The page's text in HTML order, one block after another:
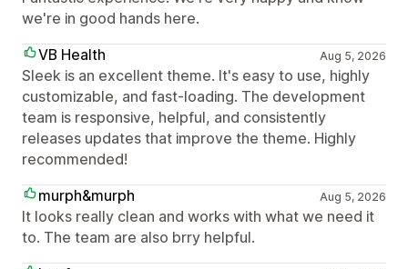
we're in good hands here.
VB Health
Aug 5, 2026
Sleek is an excellent theme. It's easy to use, highly
customizable, and fast-loading. The development
team is responsive, helpful, and consistently
releases updates that improve the theme. Highly
recommended!
murph&murph
Aug 5, 2026
It looks really clean and works with what we need it
to. The team are also brry helpful.